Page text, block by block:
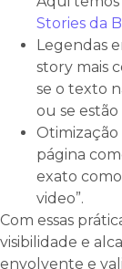
Stories da
Legendas
story mais
se o texto
ou se
página
exato
video”.
Com essas
visibilidade e
envolvente e